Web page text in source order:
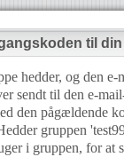
til
hedder, og den e-
sendt til den e-
den pågældende
gruppen
i gruppen, for at